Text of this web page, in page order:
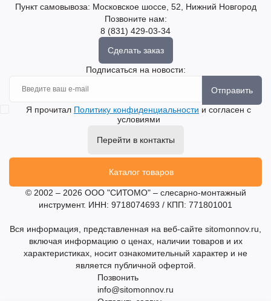
Пункт самовывоза: Московское шоссе, 52, Нижний Новгород
Позвоните нам:
8 (831) 429-03-34
Сделать заказ
Подписаться на новости:
Отправить
Я прочитал Политику конфиденциальности и согласен с
условиями
Перейти в контакты
Каталог товаров
© 2002 – 2026 ООО "СИТОМО" – слесарно-монтажный
инструмент. ИНН: 9718074693 / КПП: 771801001
Вся информация, представленная на веб-сайте sitomonnov.ru,
включая информацию о ценах, наличии товаров и их
характеристиках, носит ознакомительный характер и не
является публичной офертой.
Позвонить
info@sitomonnov.ru